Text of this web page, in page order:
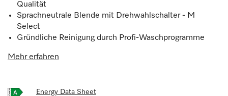
Qualität
Sprachneutrale Blende mit Drehwahlschalter - M
Select
Gründliche Reinigung durch Profi-Waschprogramme
Mehr erfahren
Energy Data Sheet